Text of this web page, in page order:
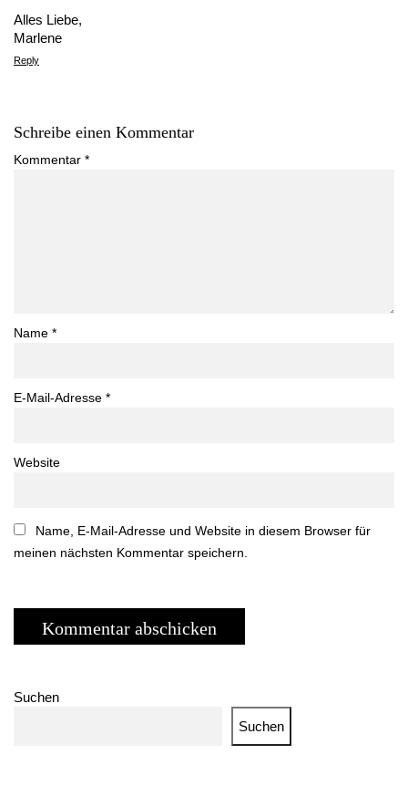
Alles Liebe,
Marlene
Reply
Schreibe einen Kommentar
Kommentar *
Name *
E-Mail-Adresse *
Website
Name, E-Mail-Adresse und Website in diesem Browser für
meinen nächsten Kommentar speichern.
Suchen
Suchen